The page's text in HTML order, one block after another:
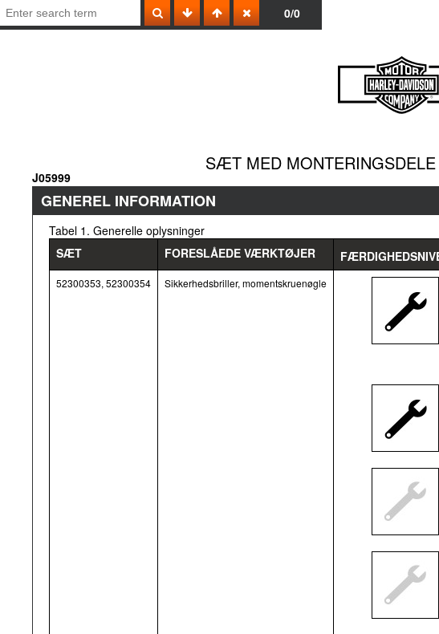
0/0
SÆT MED
J05999
GENEREL INFORMATION
Tabel 1. Generelle oplysninger
SÆT
FORESLÅEDE VÆRKTØJER
52300353, 52300354 Sikkerhedsbriller, momentskruenøgle